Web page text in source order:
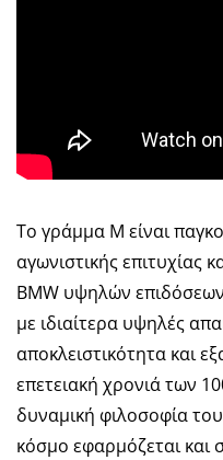
Το γράμμα M είναι
αγωνιστικής επιτυχίας
BMW υψηλών
με ιδιαίτερα υψηλές
αποκλειστικότητα και
επετειακή χρονιά των
δυναμική φιλοσοφία
κόσμο εφαρμόζεται και